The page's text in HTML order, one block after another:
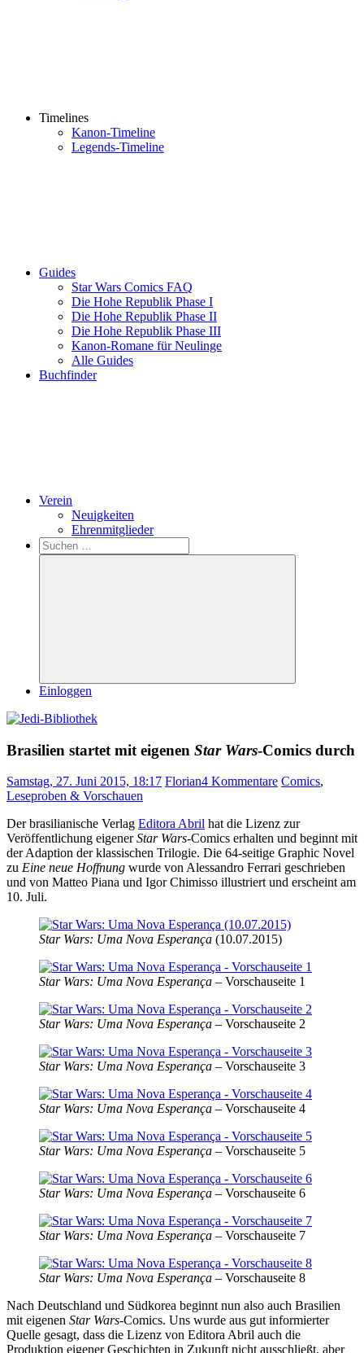
Timelines
Kanon-Timeline
Legends-Timeline
Guides
Star Wars Comics FAQ
Die Hohe Republik Phase I
Die Hohe Republik Phase II
Die Hohe Republik Phase III
Kanon-Romane für Neulinge
Alle Guides
Buchfinder
Verein
Neuigkeiten
Ehrenmitglieder
Search
Suchen
nach:
Suchen
Einloggen
Brasilien startet mit eigenen Star Wars-Comics durch
Samstag, 27. Juni 2015, 18:17 Florian4 Kommentare Comics,
Leseproben & Vorschauen
Der brasilianische Verlag Editora Abril hat die Lizenz zur
Veröffentlichung eigenerStar Wars-Comics erhalten und beginnt mit
der Adaption der klassischen Trilogie. Die 64-seitige Graphic Novel
zu Eine neue Hoffnung wurde von Alessandro Ferrari geschrieben
und von Matteo Piana und Igor Chimisso illustriert und erscheint am
10. Juli.
Star Wars: Uma Nova Esperança (10.07.2015)
Star Wars: Uma Nova Esperança – Vorschauseite 1
Star Wars: Uma Nova Esperança – Vorschauseite 2
Star Wars: Uma Nova Esperança – Vorschauseite 3
Star Wars: Uma Nova Esperança – Vorschauseite 4
Star Wars: Uma Nova Esperança – Vorschauseite 5
Star Wars: Uma Nova Esperança – Vorschauseite 6
Star Wars: Uma Nova Esperança – Vorschauseite 7
Star Wars: Uma Nova Esperança – Vorschauseite 8
Nach Deutschland und Südkorea beginnt nun also auch Brasilien
mit eigenen Star Wars-Comics. Uns wurde aus gut informierter
Quelle gesagt, dass die Lizenz von Editora Abril auch die
Produktion eigener Geschichten in Zukunft nicht ausschließt, aber